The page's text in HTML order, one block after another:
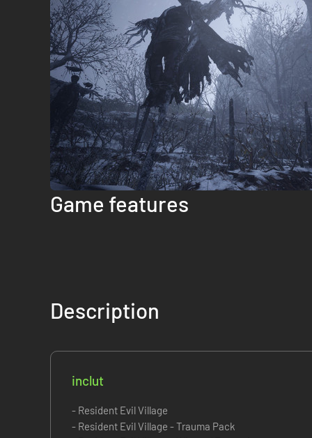
Game features
Description
inclut
- Resident Evil Village
- Resident Evil Village - Trauma Pack